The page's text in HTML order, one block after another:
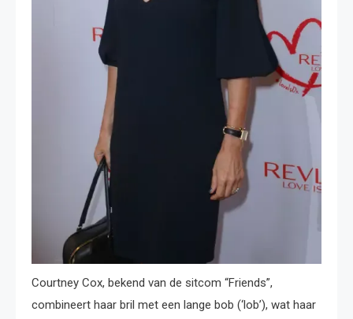
Courtney Cox, bekend van de sitcom “Friends”,
combineert haar bril met een lange bob (‘lob’), wat haar